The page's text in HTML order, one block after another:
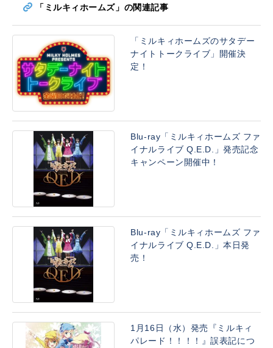
「ミルキィホームズ」の関連記事
「ミルキィホームズのサタデー
ナイトトークライブ」開催決
定！
Blu-ray「ミルキィホームズ ファ
イナルライブ Q.E.D.」発売記念
キャンペーン開催中！
Blu-ray「ミルキィホームズ ファ
イナルライブ Q.E.D.」本日発
売！
1月16日（水）発売『ミルキィ
パレード！！！！』誤表記につ